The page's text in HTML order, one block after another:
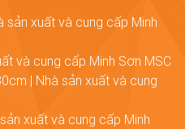
sản xuất và cung cấp Minh
và cung cấp Minh Sơn MSC
| Nhà sản xuất và cung
xuất và cung cấp Minh